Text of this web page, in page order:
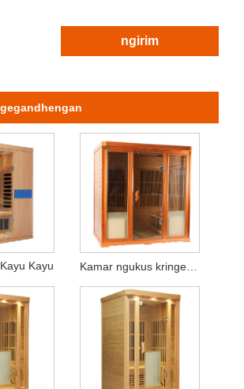
ngirim
Kayu Kamar ngukus kringet kayu padhet